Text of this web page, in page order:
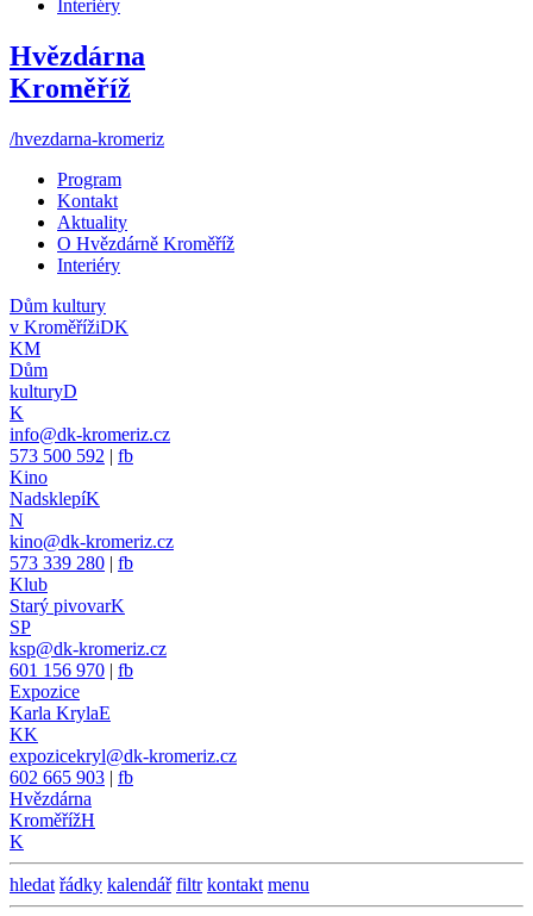
Interiéry
Hvězdárna
Kroměříž
/hvezdarna-kromeriz
Program
Kontakt
Aktuality
O Hvězdárně Kroměříž
Interiéry
Dům kultury
v KroměřížiDK
KM
Dům
kulturyD
K
info@dk-kromeriz.cz
573 500 592 | fb
Kino
NadsklepíK
N
kino@dk-kromeriz.cz
573 339 280 | fb
Klub
Starý pivovarK
SP
ksp@dk-kromeriz.cz
601 156 970 | fb
Expozice
Karla KrylaE
KK
expozicekryl@dk-kromeriz.cz
602 665 903 | fb
Hvězdárna
KroměřížH
K
hledat řádky kalendář filtr kontakt menu